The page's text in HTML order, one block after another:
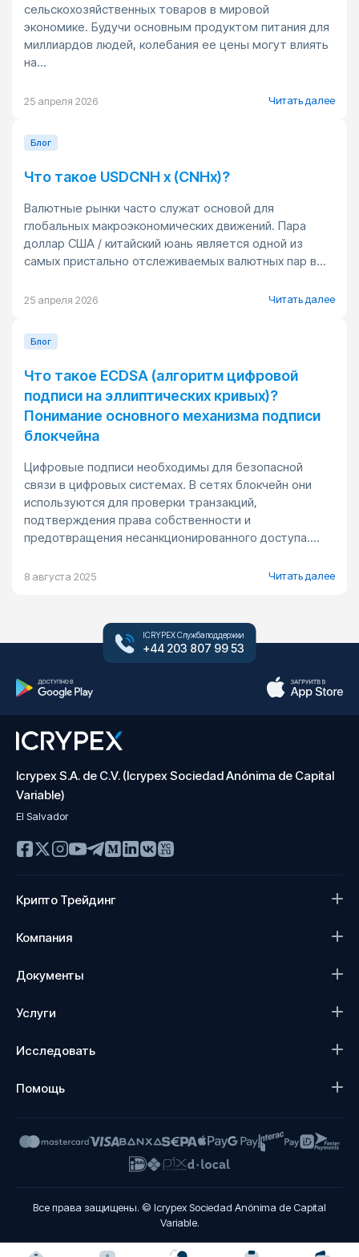
сельскохозяйственных товаров в мировой
экономике. Будучи основным продуктом питания для
миллиардов людей, колебания ее цены могут влиять
на...
25 апреля 2026 Читать далее
Блог
Что такое USDCNH x (CNHx)?
Валютные рынки часто служат основой для
глобальных макроэкономических движений. Пара
доллар США / китайский юань является одной из
самых пристально отслеживаемых валютных пар в...
25 апреля 2026 Читать далее
Блог
Что такое ECDSA (алгоритм цифровой
подписи на эллиптических кривых)?
Понимание основного механизма подписи
блокчейна
Цифровые подписи необходимы для безопасной
связи в цифровых системах. В сетях блокчейн они
используются для проверки транзакций,
подтверждения права собственности и
предотвращения несанкционированного доступа....
8 августа 2025 Читать далее
ICRYPEX Служба поддержки
+44 203 807 99 53
Icrypex S.A. de C.V. (Icrypex Sociedad Anónima de Capital
Variable)
El Salvador
Крипто Трейдинг
Компания
Документы
Услуги
Исследовать
Помощь
Все права защищены. © Icrypex Sociedad Anónima de Capital
Variable.